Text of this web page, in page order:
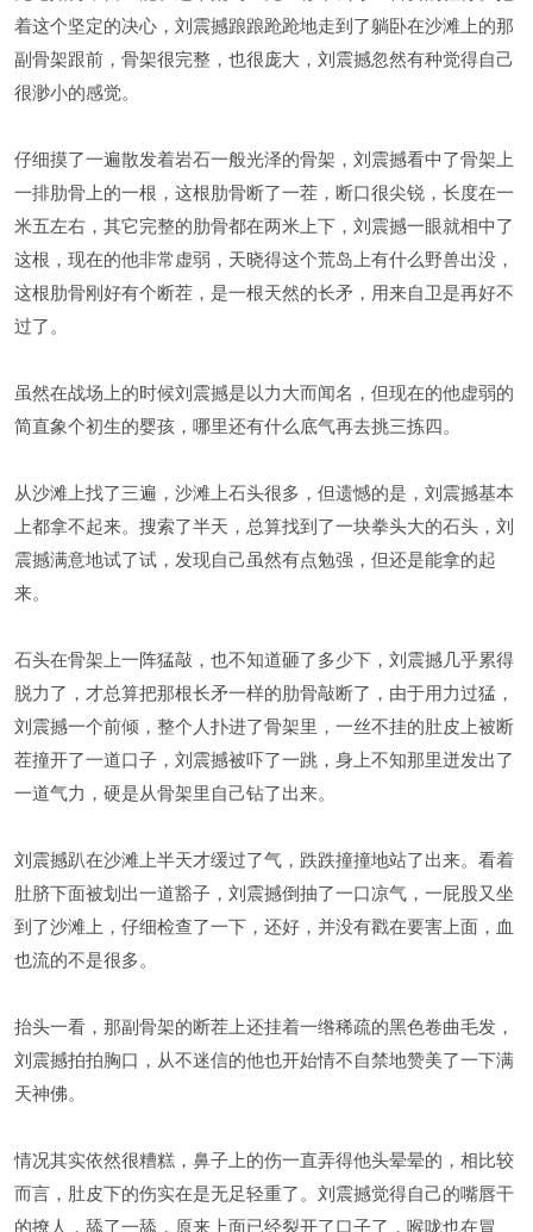
着这个坚定的决心，刘震撼踉踉跄跄地走到了躺卧在沙滩上的那
副骨架跟前，骨架很完整，也很庞大，刘震撼忽然有种觉得自己
很渺小的感觉。
仔细摸了一遍散发着岩石一般光泽的骨架，刘震撼看中了骨架上
一排肋骨上的一根，这根肋骨断了一茬，断口很尖锐，长度在一
米五左右，其它完整的肋骨都在两米上下，刘震撼一眼就相中了
这根，现在的他非常虚弱，天晓得这个荒岛上有什么野兽出没，
这根肋骨刚好有个断茬，是一根天然的长矛，用来自卫是再好不
过了。
虽然在战场上的时候刘震撼是以力大而闻名，但现在的他虚弱的
简直象个初生的婴孩，哪里还有什么底气再去挑三拣四。
从沙滩上找了三遍，沙滩上石头很多，但遗憾的是，刘震撼基本
上都拿不起来。搜索了半天，总算找到了一块拳头大的石头，刘
震撼满意地试了试，发现自己虽然有点勉强，但还是能拿的起
来。
石头在骨架上一阵猛敲，也不知道砸了多少下，刘震撼几乎累得
脱力了，才总算把那根长矛一样的肋骨敲断了，由于用力过猛，
刘震撼一个前倾，整个人扑进了骨架里，一丝不挂的肚皮上被断
茬撞开了一道口子，刘震撼被吓了一跳，身上不知那里迸发出了
一道气力，硬是从骨架里自己钻了出来。
刘震撼趴在沙滩上半天才缓过了气，跌跌撞撞地站了出来。看着
肚脐下面被划出一道豁子，刘震撼倒抽了一口凉气，一屁股又坐
到了沙滩上，仔细检查了一下，还好，并没有戳在要害上面，血
也流的不是很多。
抬头一看，那副骨架的断茬上还挂着一绺稀疏的黑色卷曲毛发，
刘震撼拍拍胸口，从不迷信的他也开始情不自禁地赞美了一下满
天神佛。
情况其实依然很糟糕，鼻子上的伤一直弄得他头晕晕的，相比较
而言，肚皮下的伤实在是无足轻重了。刘震撼觉得自己的嘴唇干
的撩人，舔了一舔，原来上面已经裂开了口子了，喉咙也在冒